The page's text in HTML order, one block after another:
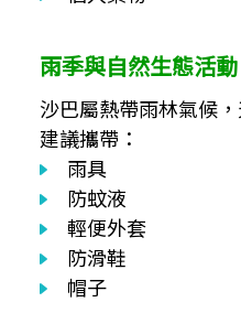
雨季與自然生態活動
沙巴屬熱帶雨林氣候
建議攜帶：
雨具
防蚊液
輕便外套
防滑鞋
帽子